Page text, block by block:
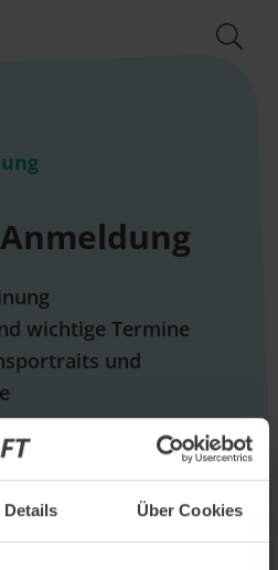
Details Über Cookies
wichtige Termine
und